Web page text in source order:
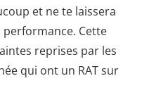
et ne te laissera
Cette
reprises par les
qui ont un RAT sur